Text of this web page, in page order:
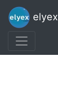
elyex